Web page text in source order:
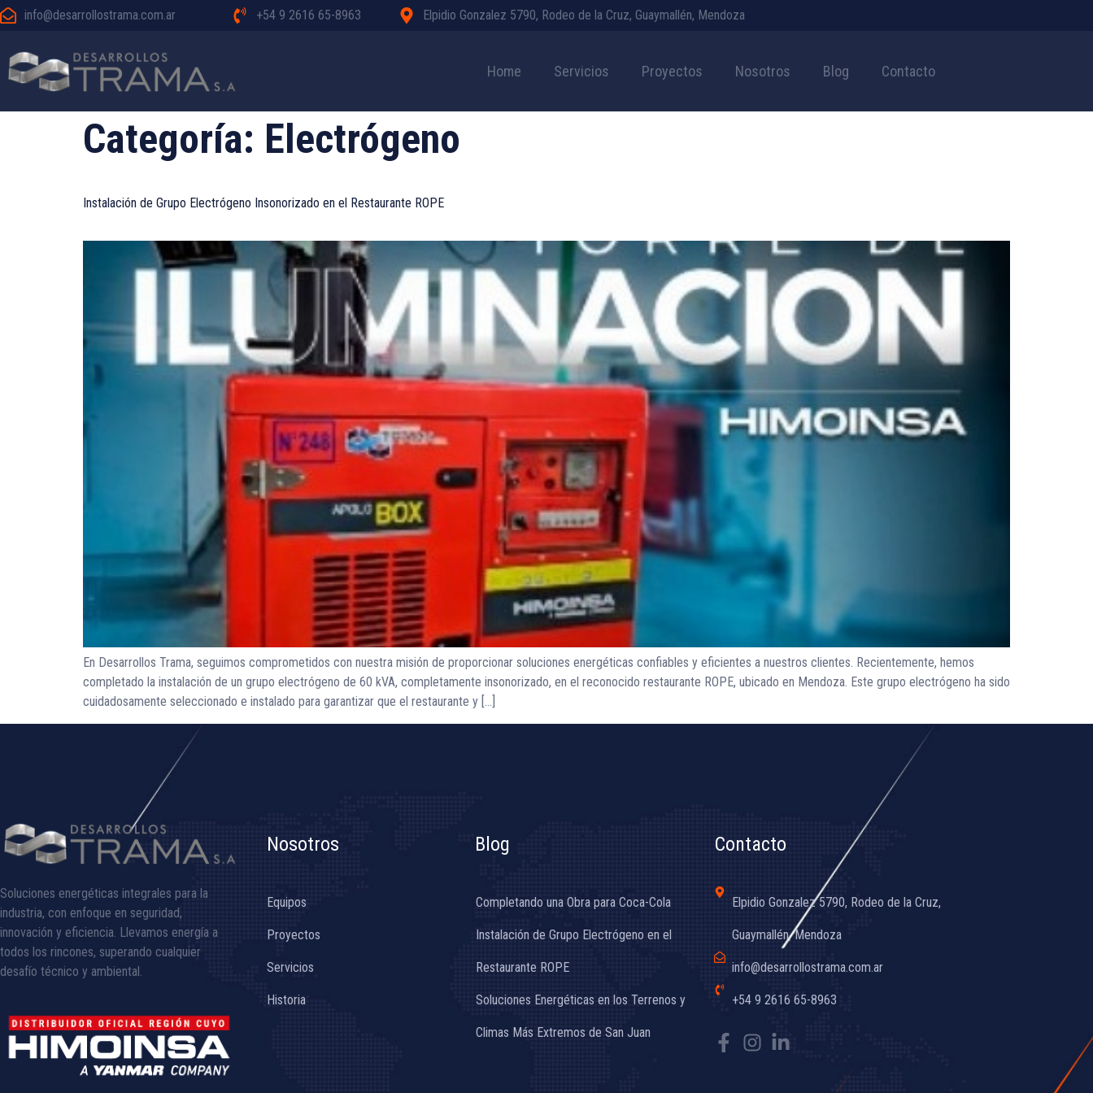
info@desarrollostrama.com.ar +54 9 2616 65-8963 Elpidio Gonzalez 5790, Rodeo de la Cruz, Guaymallén, Mendoza
Home Servicios Proyectos Nosotros Blog Contacto
Categoría: Electrógeno
Instalación de Grupo Electrógeno Insonorizado en el Restaurante ROPE
En Desarrollos Trama, seguimos comprometidos con nuestra misión de proporcionar soluciones energéticas confiables y eficientes a nuestros clientes. Recientemente, hemos
completado la instalación de un grupo electrógeno de 60 kVA, completamente insonorizado, en el reconocido restaurante ROPE, ubicado en Mendoza. Este grupo electrógeno ha sido
cuidadosamente seleccionado e instalado para garantizar que el restaurante y […]
Soluciones energéticas integrales para la
industria, con enfoque en seguridad,
innovación y eficiencia. Llevamos energía a
todos los rincones, superando cualquier
desafío técnico y ambiental.
Nosotros
Equipos
Proyectos
Servicios
Historia
Blog
Completando una Obra para Coca-Cola
Instalación de Grupo Electrógeno en el
Restaurante ROPE
Soluciones Energéticas en los Terrenos y
Climas Más Extremos de San Juan
Contacto
Elpidio Gonzalez 5790, Rodeo de la Cruz,
Guaymallén, Mendoza
info@desarrollostrama.com.ar
+54 9 2616 65-8963